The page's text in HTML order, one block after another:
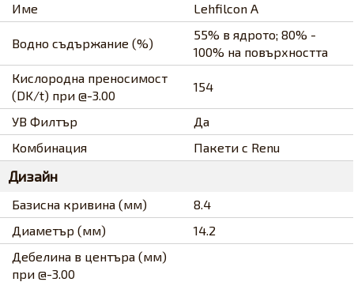
Име
Lehfilcon A
Водно съдържание (%)
55% в ядрото; 80% -
100% на повърхността
Кислородна преносимост
(DK/t) при @-3.00
154
УВ Филтър
Да
Комбинация
Пакети с Renu
Дизайн
Базисна кривина (мм)
8.4
Диаметър (мм)
14.2
Дебелина в центъра (мм)
при @-3.00